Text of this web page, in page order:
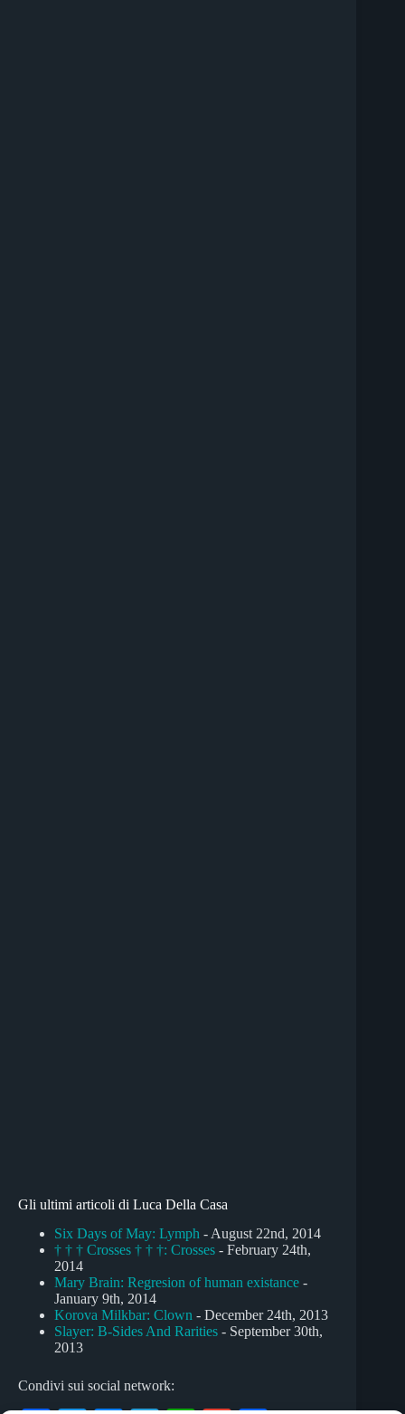
Gli ultimi articoli di Luca Della Casa
Six Days of May: Lymph - August 22nd, 2014
† † † Crosses † † †: Crosses - February 24th,
2014
Mary Brain: Regresion of human existance -
January 9th, 2014
Korova Milkbar: Clown - December 24th, 2013
Slayer: B-Sides And Rarities - September 30th,
2013
Condivi sui social network: